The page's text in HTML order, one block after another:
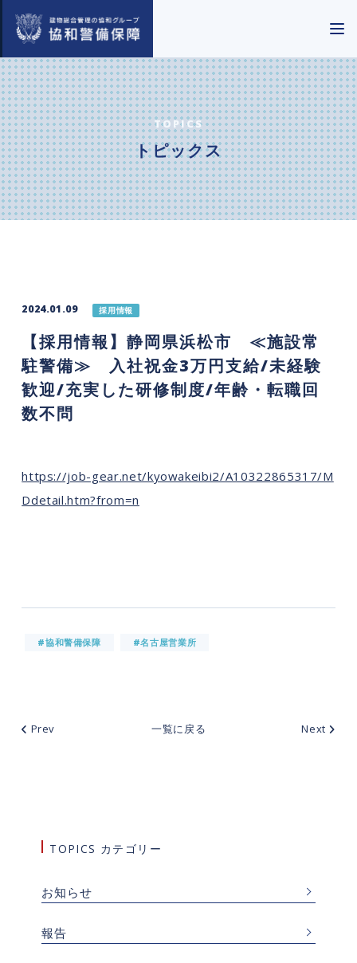
TOPICS
トピックス
TOPICS カテゴリー
お知らせ
報告
2024.01.09 採用情報
【採用情報】静岡県浜松市 ≪施設常
駐警備≫ 入社祝金3万円支給/未経験
歓迎/充実した研修制度/年齢・転職回
数不問
https://job-gear.net/kyowakeibi2/A10322865317/M
Ddetail.htm?from=n
#協和警備保障 #名古屋営業所
Prev 一覧に戻る Next